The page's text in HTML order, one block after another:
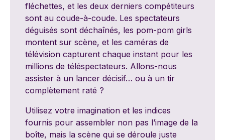
fléchettes, et les deux derniers compétiteurs
sont au coude-à-coude. Les spectateurs
déguisés sont déchaînés, les pom-pom girls
montent sur scène, et les caméras de
télévision capturent chaque instant pour les
millions de téléspectateurs. Allons-nous
assister à un lancer décisif… ou à un tir
complètement raté ?
Utilisez votre imagination et les indices
fournis pour assembler non pas l’image de la
boîte, mais la scène qui se déroule juste